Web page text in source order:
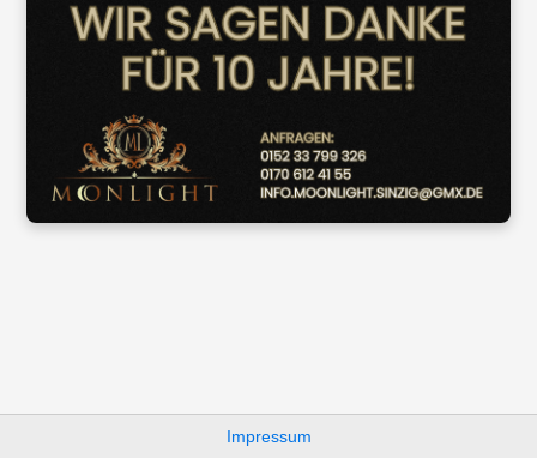
Impressum